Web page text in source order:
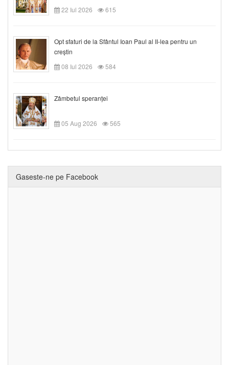
22 Iul 2026
615
Opt sfaturi de la Sfântul Ioan Paul al II-lea pentru un
creștin
08 Iul 2026
584
Zâmbetul speranței
05 Aug 2026 565
Gaseste-ne pe Facebook